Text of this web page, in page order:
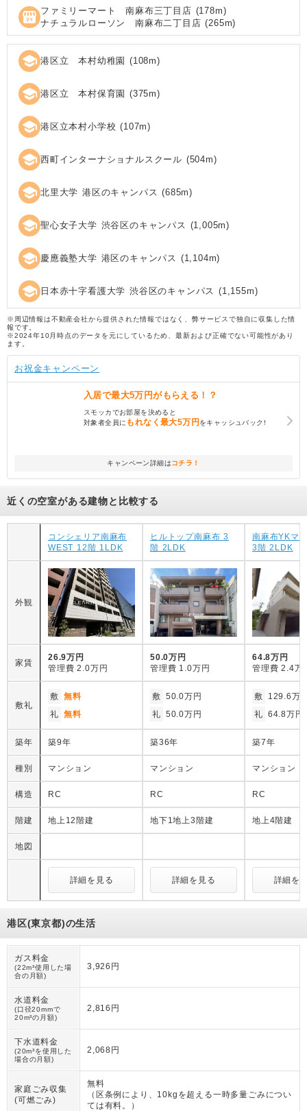
local_convenience_store ファミリーマート 南麻布三丁目店 (178m)
ナチュラルローソン 南麻布二丁目店 (265m)
school 港区立 本村幼稚園 (108m)
school 港区立 本村保育園 (375m)
school 港区立本村小学校 (107m)
school 西町インターナショナルスクール (504m)
school 北里大学 港区のキャンパス (685m)
school 聖心女子大学 渋谷区のキャンパス (1,005m)
school 慶應義塾大学 港区のキャンパス (1,104m)
school 日本赤十字看護大学 渋谷区のキャンパス (1,155m)
※周辺情報は不動産会社から提供された情報ではなく、弊サービスで独自に収集した情
報です。
※2024年10月時点のデータを元にしているため、最新および正確でない可能性があり
ます。
お祝金キャンペーン
入居で最大5万円がもらえる！？
スモッカでお部屋を決めると
対象者全員に もれなく最大5万円をキャッシュバック!
キャンペーン詳細はコチラ！
近くの空室がある建物と比較する
コンシェリア南麻布
WEST 12階 1LDK
ヒルトップ南麻布 3
階 2LDK
南麻布YKマ
3階 2LDK
外観
家賃
26.9万円
管理費 2.0万円
50.0万円
管理費 1.0万円
64.8万円
管理費 2.4万
敷礼
敷 無料
礼 無料
敷 50.0万円
礼 50.0万円
敷
129.6万
礼 64.8万円
築年 築9年 築36年 築7年
種別 マンション マンション マンション
構造 RC RC RC
階建 地上12階建 地下1地上3階建 地上4階建
地図
詳細を見る 詳細を見る 詳細を
港区(東京都)の生活
ガス料金
(22m³使用した場
合の月額)
3,926円
水道料金
(口径20mmで
20m³の月額)
2,816円
下水道料金
(20m³を使用した
場合の月額)
2,068円
家庭ごみ収集
(可燃ごみ)
無料
（ 区条例により、10kgを超える一時多量ごみについ
ては有料。
）